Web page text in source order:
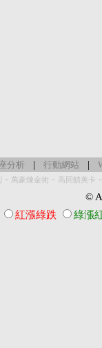
分析 | 行動網站 |
- 萬豪煉金術 - 高回饋美卡
©
紅漲綠跌
綠漲